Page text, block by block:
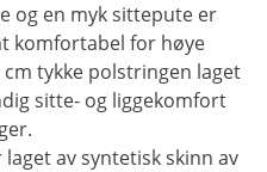
og en myk sittepute er
komfortabel for høye
tykke polstringen laget
sitte- og liggekomfort
av syntetisk skinn av